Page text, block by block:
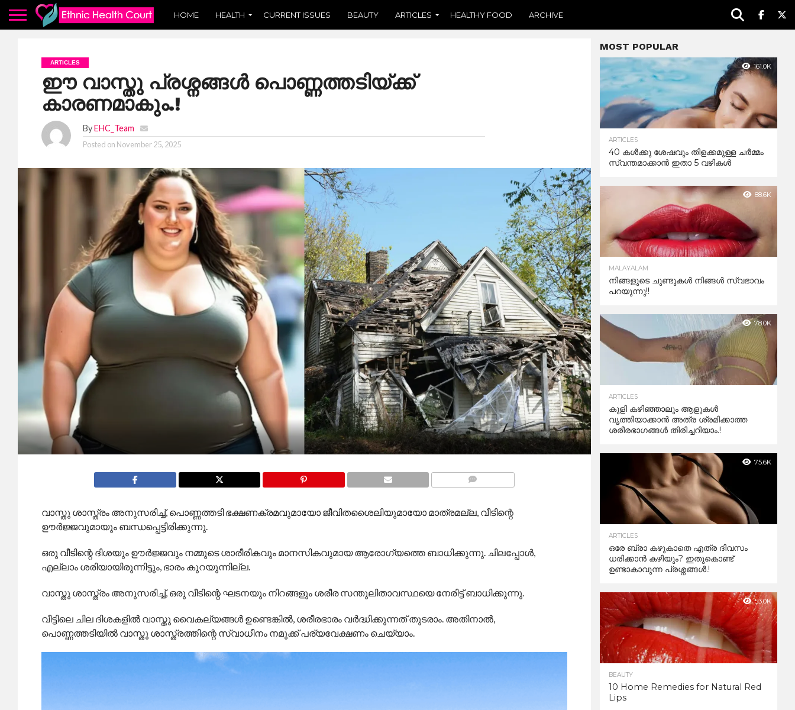
HOME HEALTH CURRENT ISSUES BEAUTY ARTICLES HEALTHY FOOD ARCHIVE
ARTICLES
ഈ വാസ്തു പ്രശ്നങ്ങൾ പൊണ്ണത്തടിയ്ക്ക്
കാരണമാകും.!
By EHC_Team
Posted on November 25, 2025
വാസ്തു ശാസ്ത്രം അനുസരിച്ച്, പൊണ്ണത്തടി ഭക്ഷണക്രമവുമായോ ജീവിതശൈലിയുമായോ മാത്രമല്ല, വീടിന്റെ
ഊർജ്ജവുമായും ബന്ധപ്പെട്ടിരിക്കുന്നു.
ഒരു വീടിന്റെ ദിശയും ഊർജ്ജവും നമ്മുടെ ശാരീരികവും മാനസികവുമായ ആരോഗ്യത്തെ ബാധിക്കുന്നു. ചിലപ്പോൾ,
എല്ലാം ശരിയായിരുന്നിട്ടും, ഭാരം കുറയുന്നില്ല.
വാസ്തു ശാസ്ത്രം അനുസരിച്ച്, ഒരു വീടിന്റെ ഘടനയും നിറങ്ങളും ശരീര സന്തുലിതാവസ്ഥയെ നേരിട്ട് ബാധിക്കുന്നു.
വീട്ടിലെ ചില ദിശകളിൽ വാസ്തു വൈകല്യങ്ങൾ ഉണ്ടെങ്കിൽ, ശരീരഭാരം വർദ്ധിക്കുന്നത് തുടരാം. അതിനാൽ,
പൊണ്ണത്തടിയിൽ വാസ്തു ശാസ്ത്രത്തിന്റെ സ്വാധീനം നമുക്ക് പര്യവേക്ഷണം ചെയ്യാം.
MOST POPULAR
161.0K
ARTICLES
40 കൾക്കു ശേഷവും തിളക്കമുള്ള ചർമ്മം
സ്വന്തമാക്കാൻ ഇതാ 5 വഴികൾ
88.6K
MALAYALAM
നിങ്ങളുടെ ചുണ്ടുകൾ നിങ്ങൾ സ്വഭാവം
പറയുന്നു!!
78.0K
ARTICLES
കുളി കഴിഞ്ഞാലും ആളുകള്‍
വൃത്തിയാക്കാന്‍ അത്ര ശ്രമിക്കാത്ത
ശരീരഭാഗങ്ങള്‍ തിരിച്ചറിയാം.!
75.6K
ARTICLES
ഒരേ ബ്രാ കഴുകാതെ എത്ര ദിവസം
ധരിക്കാൻ കഴിയും? ഇതുകൊണ്ട്
ഉണ്ടാകാവുന്ന പ്രശ്നങ്ങൾ.!
53.0K
BEAUTY
10 Home Remedies for Natural Red
Lips